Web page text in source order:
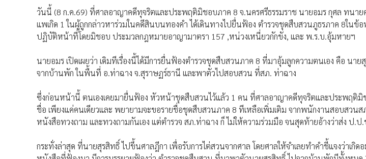
วันนี้ (8 ก.ค.69) ที่ศาลอาญาคดีทุจริตและประพฤติมิชอบภาค 8 จ.นครศรีธรรมราช นายอมร กุศล ทนา
แพเกิด 1 ในผู้ถูกกล่าวหาร่วมในคดีสินบนทองคำ ได้เดินทางไปยื่นฟ้อง ตำรวจชุดสืบสวนภูธรภาค 8ในข้อ
ปฏิบัติหน้าที่โดยมิชอบ ประมวลกฎหมายอาญามาตรา 157 ,หน่วงเหนี่ยวกักขัง, และ พ.ร.บ.อุ้มหายฯ
นายอมร เปิดเผยว่า เดิมทีเรื่องนี้ได้มีการยื่นฟ้องตำรวจชุดสืบสวนภาค 8 ที่มาอุ้มลูกความตนเอง คือ นาย
จากบ้านพัก ในพื้นที่ อ.ท่าฉาง จ.สุราษฏร์ธานี และพาตัวไปสอบสวน ที่สภ. ท่าฉาง
ซึ่งก่อนหน้านี้ ตนเองเคยมายื่นฟ้อง หัวหน้าชุดสืบสวนไว้แล้ว 1 คน ที่ศาลอาญาคดีทุจริตและประพฤติมิ
ชื่อ เพียงแค่คนเดียวและ พยายามจะขอรายชื่อชุดสืบสวนภาค 8 ทีเหลือเพิ่มเติม จากพนักงานสอบสวนส
หนังสือทวงถาม และทวงถามกันเอง แต่ตำรวจ สภ.ท่าฉาง ก็ ไม่ให้ความร่วมมือ จนสุดท้ายอ้างว่าส่ง ป.ป
กระทั่งล่าสุด ที่นายสุรสิทธิ์ ไปขึ้นศาลฎีกา เพื่อรับการไต่สวนจากศาล โดยศาลให้จำเลยทำคำชี้แจงว่าเกิด